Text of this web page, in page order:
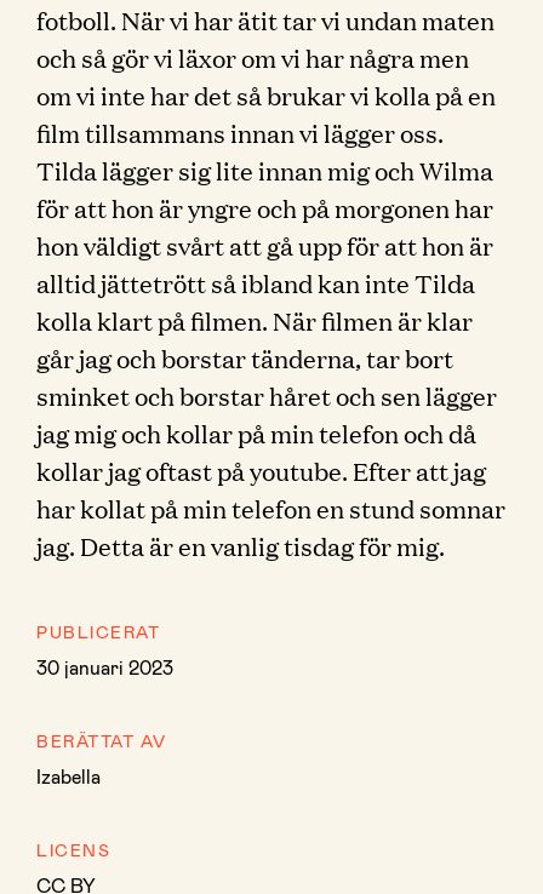
fotboll. När vi har ätit tar vi undan maten
och så gör vi läxor om vi har några men
om vi inte har det så brukar vi kolla på en
film tillsammans innan vi lägger oss.
Tilda lägger sig lite innan mig och Wilma
för att hon är yngre och på morgonen har
hon väldigt svårt att gå upp för att hon är
alltid jättetrött så ibland kan inte Tilda
kolla klart på filmen. När filmen är klar
går jag och borstar tänderna, tar bort
sminket och borstar håret och sen lägger
jag mig och kollar på min telefon och då
kollar jag oftast på youtube. Efter att jag
har kollat på min telefon en stund somnar
jag. Detta är en vanlig tisdag för mig.
PUBLICERAT
30 januari 2023
BERÄTTAT AV
Izabella
LICENS
CC BY